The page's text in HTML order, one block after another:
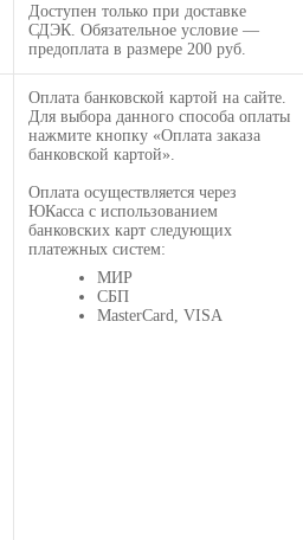
Доступен только при доставке
СДЭК. Обязательное условие —
предоплата в размере 200 руб.
Оплата банковской картой на сайте.
Для выбора данного способа оплаты
нажмите кнопку «Оплата заказа
банковской картой».
Оплата осуществляется через
ЮКасса с использованием
банковских карт следующих
платежных систем:
МИР
СБП
MasterCard, VISA